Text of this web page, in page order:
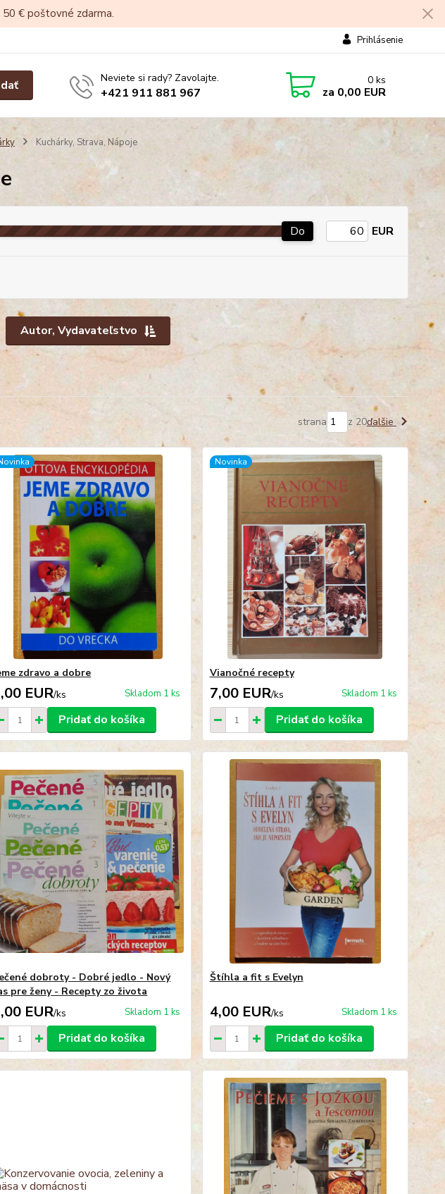
50 € poštovné zdarma.
Prihlásenie
Neviete si rady? Zavolajte.
+421 911 881 967
0 ks
za 0,00 EUR
Kuchárky, Strava, Nápoje
Autor, Vydavateľstvo
Do EUR
strana z 20ďalšie
zdravo a dobre
EUR/ks Skladom 1 ks
Pridať do košíka
Novinka
Vianočné recepty
7,00 EUR/ks Skladom 1 ks
Pridať do košíka
dobroty - Dobré jedlo - Nový
pre ženy - Recepty zo života
EUR/ks Skladom 1 ks
Pridať do košíka
Štíhla a fit s Evelyn
4,00 EUR/ks Skladom 1 ks
Pridať do košíka